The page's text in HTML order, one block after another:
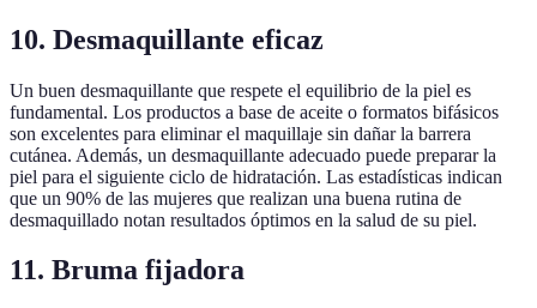
10. Desmaquillante eficaz
Un buen desmaquillante que respete el equilibrio de la piel es
fundamental. Los productos a base de aceite o formatos bifásicos
son excelentes para eliminar el maquillaje sin dañar la barrera
cutánea. Además, un desmaquillante adecuado puede preparar la
piel para el siguiente ciclo de hidratación. Las estadísticas indican
que un 90% de las mujeres que realizan una buena rutina de
desmaquillado notan resultados óptimos en la salud de su piel.
11. Bruma fijadora